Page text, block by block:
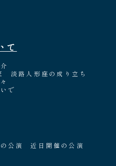
て
淡路人形座の成り立ち
で
公演 近日開催の公演